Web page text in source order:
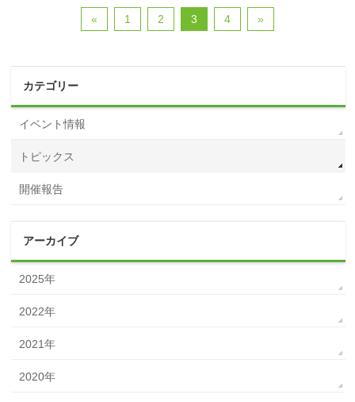
« 1 2 3 4 »
カテゴリー
イベント情報
トピックス
開催報告
アーカイブ
2025年
2022年
2021年
2020年